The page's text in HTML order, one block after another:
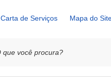
Carta de Serviços Mapa do